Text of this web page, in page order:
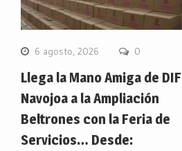
6 agosto, 2026 0
Llega la Mano Amiga de DIF
Navojoa a la Ampliación
Beltrones con la Feria de
Servicios… Desde: